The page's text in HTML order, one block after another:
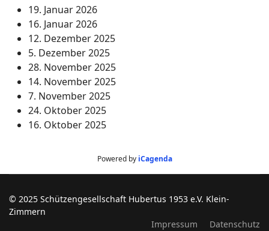
19. Januar 2026
16. Januar 2026
12. Dezember 2025
5. Dezember 2025
28. November 2025
14. November 2025
7. November 2025
24. Oktober 2025
16. Oktober 2025
Powered by iCagenda
© 2025 Schützengesellschaft Hubertus 1953 e.V. Klein-
Zimmern
Impressum
Datenschutz